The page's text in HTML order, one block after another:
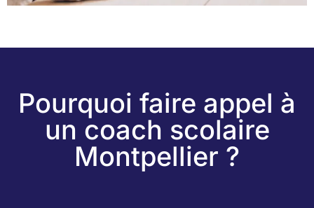
Pourquoi faire appel à
un coach scolaire
Montpellier ?